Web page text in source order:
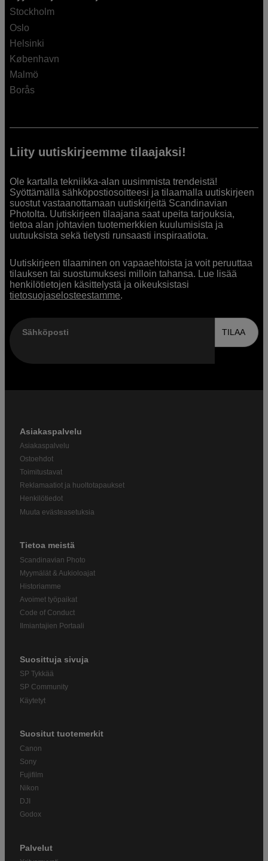
Stockholm
Oslo
Helsinki
København
Malmö
Borås
Liity uutiskirjeemme tilaajaksi!
Ole kartalla tekniikka-alan uusimmista trendeistä!
Syöttämällä sähköpostiosoitteesi ja tilaamalla uutiskirjeen
suostut vastaanottamaan uutiskirjeitä Scandinavian
Photolta. Uutiskirjeen tilaajana saat upeita tarjouksia,
tietoa alan johtavien tuotemerkkien kuulumisista ja
uutuuksista sekä tietysti runsaasti inspiraatiota.
Uutiskirjeen tilaaminen on vapaaehtoista ja voit peruuttaa
tilauksen tai suostumuksesi milloin tahansa. Lue lisää
henkilötietojen käsittelystä ja oikeuksistasi
tietosuojaselosteestamme.
Sähköposti TILAA
Asiakaspalvelu
Asiakaspalvelu
Ostoehdot
Toimitustavat
Reklamaatiot ja huoltotapaukset
Henkilötiedot
Muuta evästeasetuksia
Tietoa meistä
Scandinavian Photo
Myymälät & Aukioloajat
Historiamme
Avoimet työpaikat
Code of Conduct
Ilmiantajien Portaali
Suosittuja sivuja
SP Tykkää
SP Community
Käytetyt
Suositut tuotemerkit
Canon
Sony
Fujifilm
Nikon
DJI
Godox
Palvelut